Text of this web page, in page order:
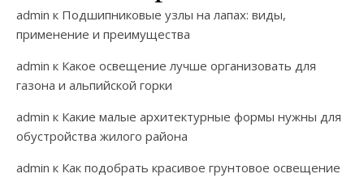
admin к Подшипниковые узлы на лапах: виды,
применение и преимущества
admin к Какое освещение лучше организовать для
газона и альпийской горки
admin к Какие малые архитектурные формы нужны для
обустройства жилого района
admin к Как подобрать красивое грунтовое освещение